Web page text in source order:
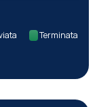
Terminata